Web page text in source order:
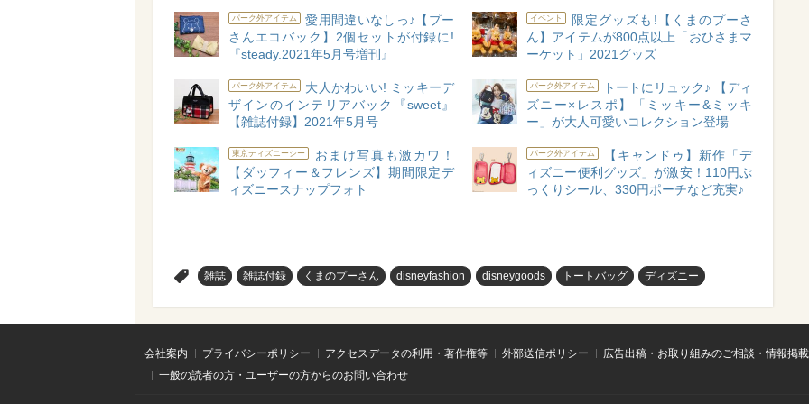
パーク外アイテム
愛用間違いなしっ♪【プー
さんエコバック】2個セットが付録に!
『steady.2021年5月号増刊』
イベント
限定グッズも!【くまのプーさ
ん】アイテムが800点以上「おひさまマ
ーケット」2021グッズ
パーク外アイテム
大人かわいい! ミッキーデ
ザインのインテリアバック『sweet』
【雑誌付録】2021年5月号
パーク外アイテム
トートにリュック♪ 【ディ
ズニー×レスポ】「ミッキー&ミッキ
ー」が大人可愛いコレクション登場
東京ディズニーシー
おまけ写真も激カワ！
【ダッフィー＆フレンズ】期間限定デ
ィズニースナップフォト
パーク外アイテム
【キャンドゥ】新作「デ
ィズニー便利グッズ」が激安！110円ぷ
っくりシール、330円ポーチなど充実♪
雑誌 雑誌付録 くまのプーさん disneyfashion disneygoods トートバッグ ディズニー
会社案内 プライバシーポリシー アクセスデータの利用・著作権等 外部送信ポリシー
広告出稿・お取り組みのご相談・情報掲
一般の読者の方・ユーザーの方からのお問い合わせ